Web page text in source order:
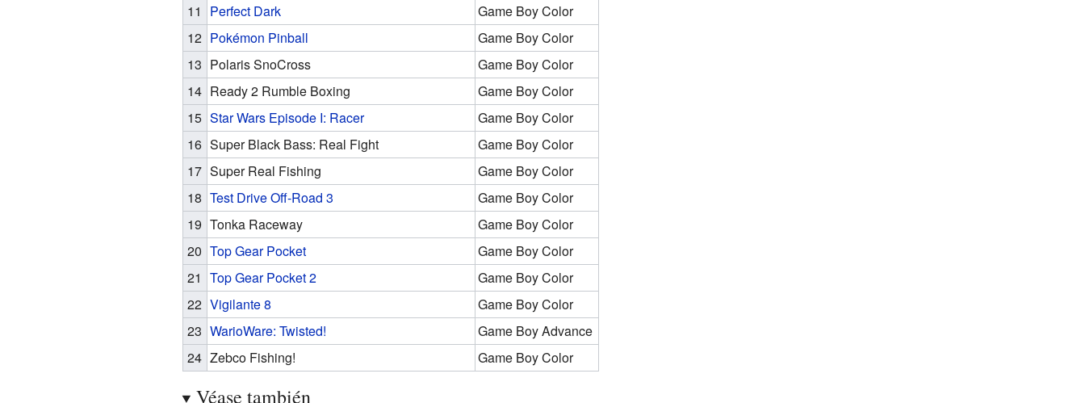
11
Perfect Dark
Game Boy Color
12 Pokémon Pinball
Game Boy Color
13 Polaris SnoCross
Game Boy Color
14 Ready 2 Rumble Boxing
Game Boy Color
15 Star Wars Episode I: Racer
Game Boy Color
16 Super Black Bass: Real Fight
Game Boy Color
17 Super Real Fishing
Game Boy Color
18 Test Drive Off-Road 3
Game Boy Color
19 Tonka Raceway
Game Boy Color
20 Top Gear Pocket
Game Boy Color
21 Top Gear Pocket 2
Game Boy Color
22 Vigilante 8
Game Boy Color
23 WarioWare: Twisted!
Game Boy Advance
24 Zebco Fishing! Game Boy Color
Véase también